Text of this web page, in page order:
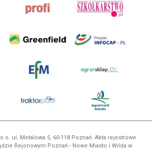
ul. Metalowa 5, 60-118 Poznań. Akta rejestrowe
Rejonowym Poznań - Nowe Miasto i Wilda w